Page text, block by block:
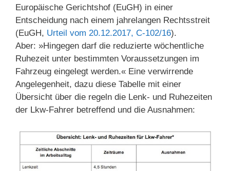
Europäische Gerichtshof (EuGH) in einer
Entscheidung nach einem jahrelangen Rechtsstreit
(EuGH, Urteil vom 20.12.2017, C‑102/16).
Aber: »Hingegen darf die reduzierte wöchentliche
Ruhezeit unter bestimmten Voraussetzungen im
Fahrzeug eingelegt werden.« Eine verwirrende
Angelegenheit, dazu diese Tabelle mit einer
Übersicht über die regeln die Lenk- und Ruhezeiten
der Lkw-Fahrer betreffend und die Ausnahmen: